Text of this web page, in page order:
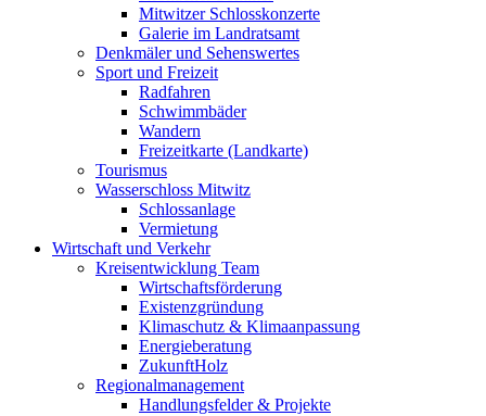
Mitwitzer Schlosskonzerte
Galerie im Landratsamt
Denkmäler und Sehenswertes
Sport und Freizeit
Radfahren
Schwimmbäder
Wandern
Freizeitkarte (Landkarte)
Tourismus
Wasserschloss Mitwitz
Schlossanlage
Vermietung
Wirtschaft und Verkehr
Kreisentwicklung Team
Wirtschaftsförderung
Existenzgründung
Klimaschutz & Klimaanpassung
Energieberatung
ZukunftHolz
Regionalmanagement
Handlungsfelder & Projekte